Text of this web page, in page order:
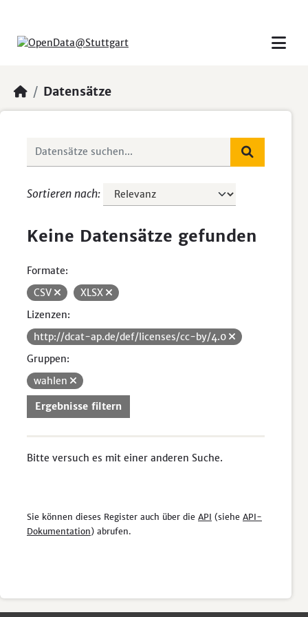
Datensätze
Sortieren nach
Keine Datensätze gefunden
Formate:
CSV
XLSX
Lizenzen:
http://dcat-ap.de/def/licenses/cc-by/4.0
Gruppen:
wahlen
Ergebnisse filtern
Bitte versuch es mit einer anderen Suche.
Sie können dieses Register auch über die API (siehe API-
Dokumentation) abrufen.